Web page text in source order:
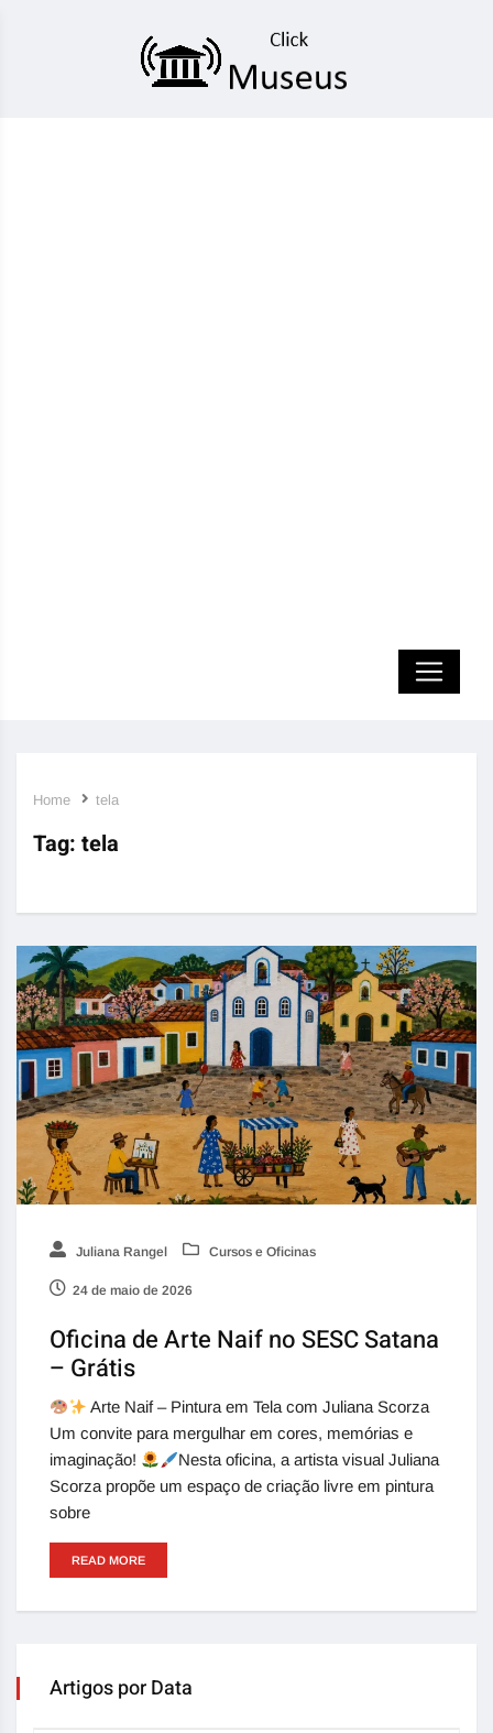
Home tela
Tag: tela
Juliana Rangel Cursos e Oficinas
24 de maio de 2026
Oficina de Arte Naif no SESC Satana
– Grátis
Arte Naif – Pintura em Tela com Juliana Scorza
Um convite para mergulhar em cores, memórias e
imaginação!
Nesta oficina, a artista visual Juliana
Scorza propõe um espaço de criação livre em pintura
sobre
READ MORE
Artigos por Data